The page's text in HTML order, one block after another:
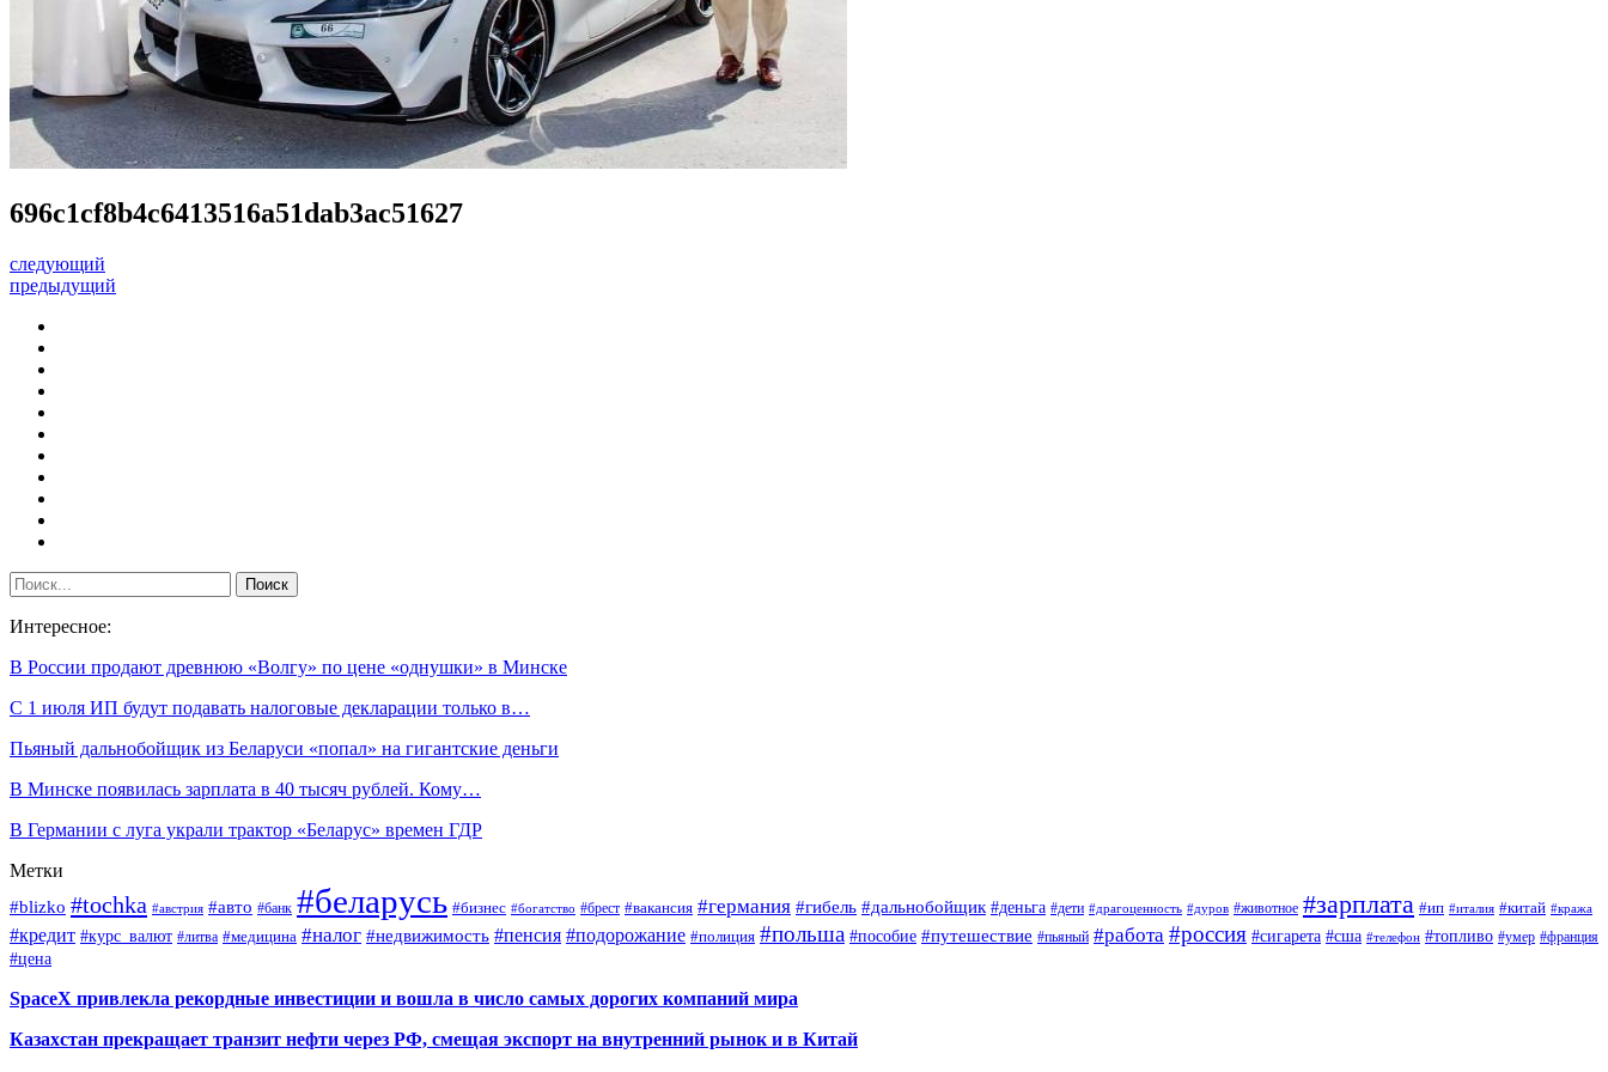
696c1cf8b4c6413516a51dab3ac51627
следующий
предыдущий
Интересное:
В России продают древнюю «Волгу» по цене «однушки» в Минске
С 1 июля ИП будут подавать налоговые декларации только в…
Пьяный дальнобойщик из Беларуси «попал» на гигантские деньги
В Минске появилась зарплата в 40 тысяч рублей. Кому…
В Германии с луга украли трактор «Беларус» времен ГДР
Метки
#blizko #tochka #австрия #авто #банк #беларусь #бизнес #богатство #брест #вакансия #германия #гибель #дальнобойщик #деньга #дети #драгоценность #дуров #животное #зарплата #ип #италия #китай #кража
#кредит #курс_валют #литва #медицина #налог #недвижимость #пенсия #подорожание #полиция #польша #пособие #путешествие #пьяный #работа #россия #сигарета #сша #телефон #топливо #умер #франция
#цена
SpaceX привлекла рекордные инвестиции и вошла в число самых дорогих компаний мира
Казахстан прекращает транзит нефти через РФ, смещая экспорт на внутренний рынок и в Китай